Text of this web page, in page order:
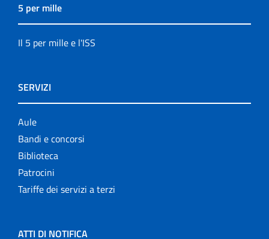
5 per mille
Il 5 per mille e l'ISS
SERVIZI
Aule
Bandi e concorsi
Biblioteca
Patrocini
Tariffe dei servizi a terzi
ATTI DI NOTIFICA